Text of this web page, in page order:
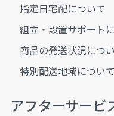
指定日宅配について
組立・設置サポート
商品の発送状況につ
特別配送地域について
アフターサービ